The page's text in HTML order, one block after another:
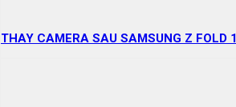
THAY CAMERA SAU SAMSUNG Z FOLD 1